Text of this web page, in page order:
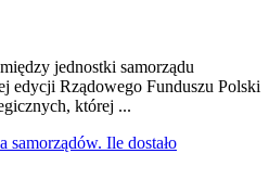
jednostki samorządu
edycji Rządowego Funduszu Polski
której ...